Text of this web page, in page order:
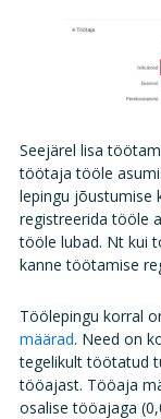
Seejärel lisa
töötaja tööle
lepingu jõustumise
registreerida tööle
tööle lubad. Nt kui
kanne töötamise
Töölepingu korral
määrad. Need on
tegelikult töötatud
tööajast. Tööaja
osalise tööajaga